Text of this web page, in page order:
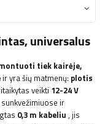
universalus
tiek kairėje,
ir yra šių matmenų: plotis
veikti 12-24 V
ir
0,3 m kabeliu , jis